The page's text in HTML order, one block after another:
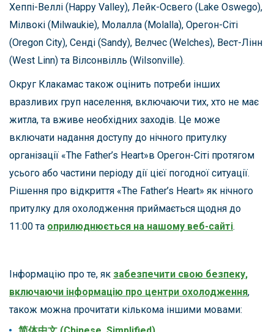
Хеппі-Веллі (Happy Valley), Лейк-Освего (Lake Oswego),
Мілвокі (Milwaukie), Молалла (Molalla), Орегон-Сіті
(Oregon City), Сенді (Sandy), Велчес (Welches), Вест-Лінн
(West Linn) та Вілсонвілль (Wilsonville).
Округ Клакамас також оцінить потреби інших
вразливих груп населення, включаючи тих, хто не має
житла, та вживе необхідних заходів. Це може
включати надання доступу до нічного притулку
організації «The Father’s Heart»в Орегон-Сіті протягом
усього або частини періоду дії цієї погодної ситуації.
Рішення про відкриття «The Father’s Heart» як нічного
притулку для охолодження приймається щодня до
11:00 та оприлюднюється на нашому веб-сайті.
Інформацію про те, як забезпечити свою безпеку,
включаючи інформацію про центри охолодження,
також можна прочитати кількома іншими мовами: